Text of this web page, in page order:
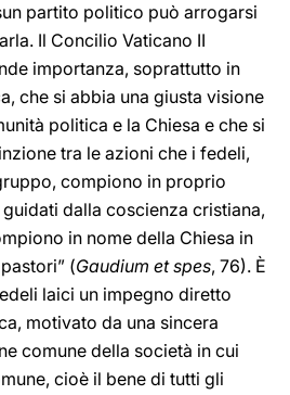
partito politico può arrogarsi
Il Concilio Vaticano II
importanza, soprattutto in
che si abbia una giusta visione
politica e la Chiesa e che si
tra le azioni che i fedeli,
compiono in proprio
dalla coscienza cristiana,
in nome della Chiesa in
(Gaudium et spes, 76). È
laici un impegno diretto
motivato da una sincera
comune della società in cui
cioè il bene di tutti gli